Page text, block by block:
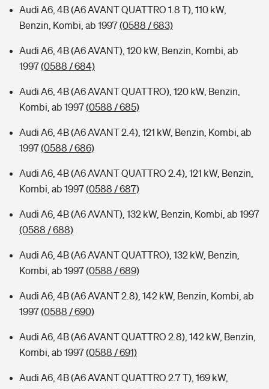
Audi A6, 4B (A6 AVANT QUATTRO 1.8 T), 110 kW,
Benzin, Kombi, ab 1997(0588 / 683)
Audi A6, 4B (A6 AVANT), 120 kW, Benzin, Kombi, ab
1997(0588 / 684)
Audi A6, 4B (A6 AVANT QUATTRO), 120 kW, Benzin,
Kombi, ab 1997(0588 / 685)
Audi A6, 4B (A6 AVANT 2.4), 121 kW, Benzin, Kombi, ab
1997(0588 / 686)
Audi A6, 4B (A6 AVANT QUATTRO 2.4), 121 kW, Benzin,
Kombi, ab 1997(0588 / 687)
Audi A6, 4B (A6 AVANT), 132 kW, Benzin, Kombi, ab 1997
(0588 / 688)
Audi A6, 4B (A6 AVANT QUATTRO), 132 kW, Benzin,
Kombi, ab 1997(0588 / 689)
Audi A6, 4B (A6 AVANT 2.8), 142 kW, Benzin, Kombi, ab
1997(0588 / 690)
Audi A6, 4B (A6 AVANT QUATTRO 2.8), 142 kW, Benzin,
Kombi, ab 1997(0588 / 691)
Audi A6, 4B (A6 AVANT QUATTRO 2.7 T), 169 kW,